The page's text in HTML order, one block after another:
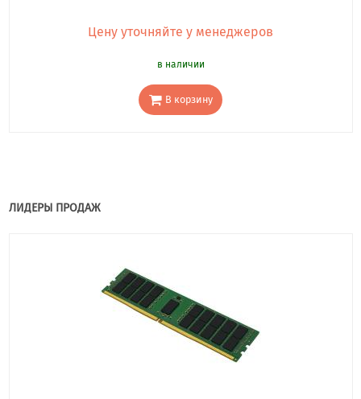
Цену уточняйте у менеджеров
в наличии
В корзину
ЛИДЕРЫ ПРОДАЖ